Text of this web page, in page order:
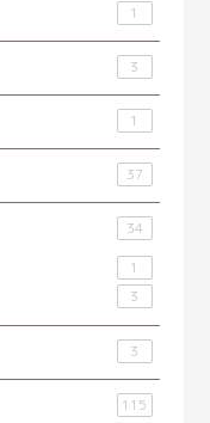
1
3
1
37
34
1
3
3
115